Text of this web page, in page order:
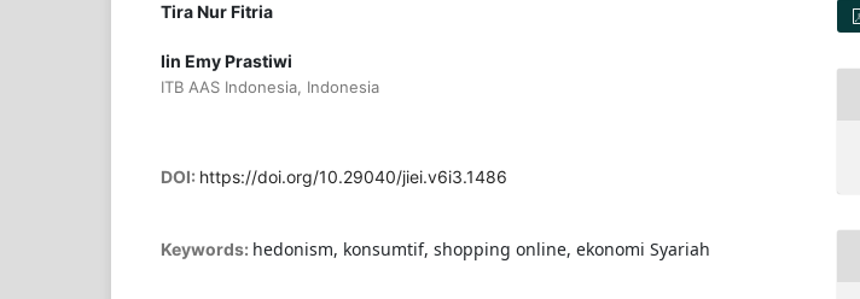
Tira Nur Fitria
Iin Emy Prastiwi
ITB AAS Indonesia, Indonesia
DOI: https://doi.org/10.29040/jiei.v6i3.1486
Keywords: hedonism, konsumtif, shopping online, ekonomi Syariah